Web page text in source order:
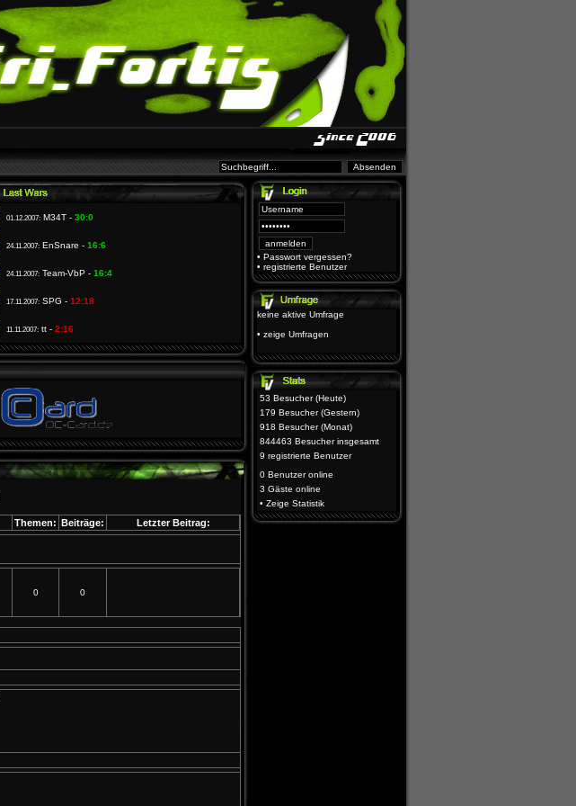
01.12.2007: M34T - 30:0
24.11.2007: EnSnare - 16:6
24.11.2007: Team-VbP - 16:4
17.11.2007: SPG - 12:18
11.11.2007: tt - 2:16
Themen: Beiträge: Letzter Beitrag:
0 0
• Passwort vergessen?
• registrierte Benutzer
keine aktive Umfrage
• zeige Umfragen
53 Besucher (Heute)
179 Besucher (Gestern)
918 Besucher (Monat)
844463 Besucher insgesamt
9 registrierte Benutzer
0 Benutzeronline
3 Gäste online
• Zeige Statistik